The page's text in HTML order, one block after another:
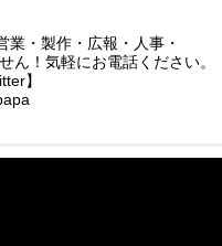
・製作・広報・人事・
ん！気軽にお電話ください。
】